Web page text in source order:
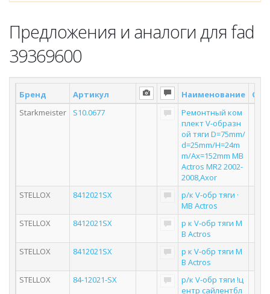
Предложения и аналоги для fad
39369600
Бренд Артикул Наименование
Starkmeister
S10.0677
Ремонтный ком
плект V-образн
ой тяги D=75mm/
d=25mm/H=24m
m/Ax=152mm MB
Actros MR2 2002-
2008,Axor
STELLOX
8412021SX
р/к V-обр тяги ·
MB Actros
STELLOX
8412021SX
р к V-обр тяги M
B Actros
STELLOX
8412021SX
р к V-обр тяги M
B Actros
STELLOX
84-12021-SX
р/к V-обр тяги !ц
ентр сайлентбл